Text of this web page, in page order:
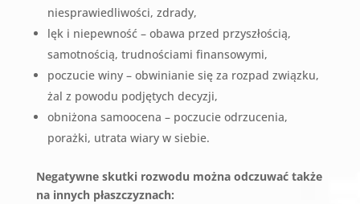
niesprawiedliwości, zdrady,
lęk i niepewność – obawa przed przyszłością,
samotnością, trudnościami finansowymi,
poczucie winy – obwinianie się za rozpad związku,
żal z powodu podjętych decyzji,
obniżona samoocena – poczucie odrzucenia,
porażki, utrata wiary w siebie.
Negatywne skutki rozwodu można odczuwać także
na innych płaszczyznach: